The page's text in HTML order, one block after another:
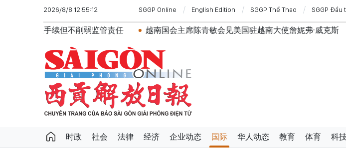
2026/8/8 12:55:12 SGGP Online English Edition SGGP Thể Thao SGGP Đầu
削弱监管责任 越南国会主席陈青敏会见美国驻越南大使詹妮弗·威克斯 越南共产党中
时政 社会 法律 经济 企业动态 国际 华人动态 教育 体育 科